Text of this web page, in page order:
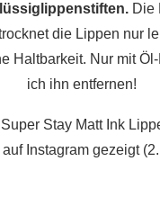
Die
die Lippen nur
Haltbarkeit. Nur mit
ich ihn entfernen!
Stay Matt Ink
Instagram gezeigt